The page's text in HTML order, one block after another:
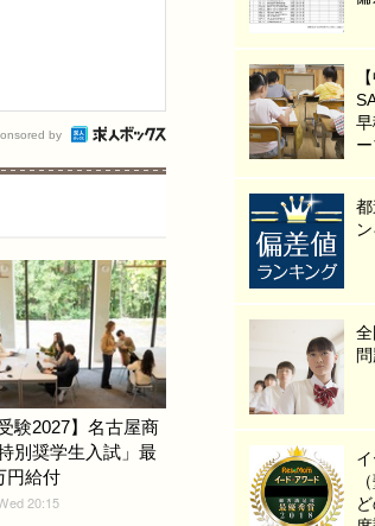
by
験2027】名古屋商
別奨学生入試」最
円給付
20:15